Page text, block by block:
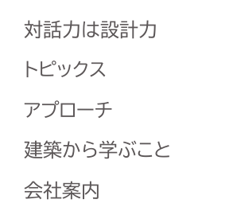
対話力は設計力
トピックス
アプローチ
建築から学ぶこと
会社案内